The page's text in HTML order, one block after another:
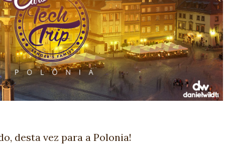
desta vez para a Polonia!